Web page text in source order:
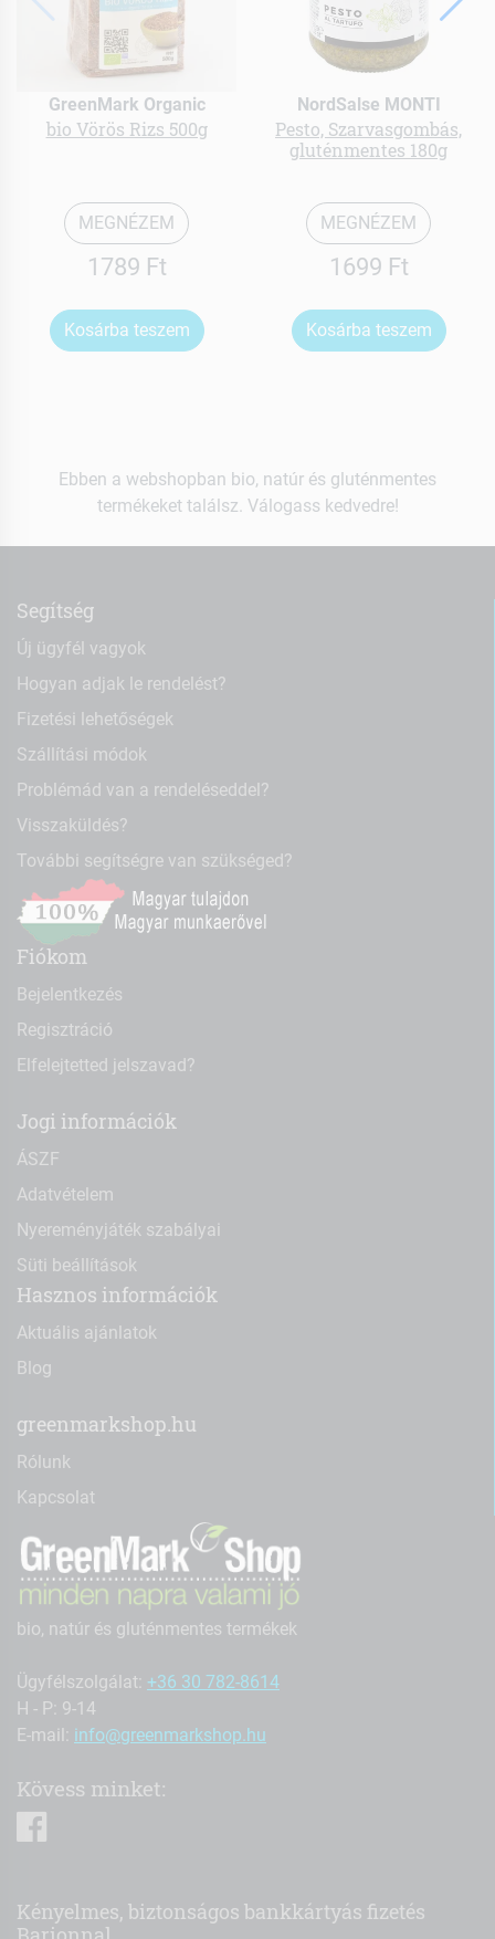
GreenMark Organic
bio Vörös Rizs 500g
MEGNÉZEM
1789 Ft
Kosárba teszem
NordSalse MONTI
Pesto, Szarvasgombás,
gluténmentes 180g
MEGNÉZEM
1699 Ft
Kosárba teszem
Ebben a webshopban bio, natúr és gluténmentes
termékeket találsz. Válogass kedvedre!
Segítség
Új ügyfél vagyok
Hogyan adjak le rendelést?
Fizetési lehetőségek
Szállítási módok
Problémád van a rendeléseddel?
Visszaküldés?
További segítségre van szükséged?
Fiókom
Bejelentkezés
Regisztráció
Elfelejtetted jelszavad?
Jogi információk
ÁSZF
Adatvételem
Nyereményjáték szabályai
Süti beállítások
Hasznos információk
Aktuális ajánlatok
Blog
greenmarkshop.hu
Rólunk
Kapcsolat
bio, natúr és gluténmentes termékek
Ügyfélszolgálat: +36 30 782-8614
H - P: 9-14
E-mail: info@greenmarkshop.hu
Kövess minket:
Kényelmes, biztonságos bankkártyás fizetés